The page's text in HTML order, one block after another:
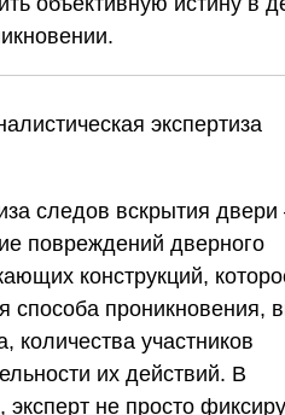
экспертиза
следов вскрытия
повреждений дверного
конструкций,
способа проникновения,
количества участников
их действий. В
не просто